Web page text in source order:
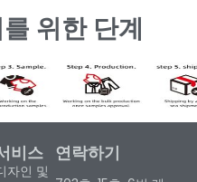
위한 단계
비스
자인 및
연락하기